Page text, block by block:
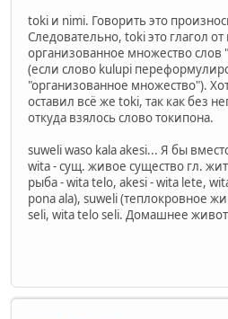
toki и nimi. Говорить это
Следовательно, toki это глагол
организованное множество слов
(если слово kulupi
"организованное множество").
оставил всё же toki, так как без
откуда взялось слово токипона.
suweli waso kala akesi... Я бы
wita - сущ. живое существо гл.
рыба - wita telo, akesi - wita lete,
pona ala), suweli (теплокровное
seli, wita telo seli. Домашнее